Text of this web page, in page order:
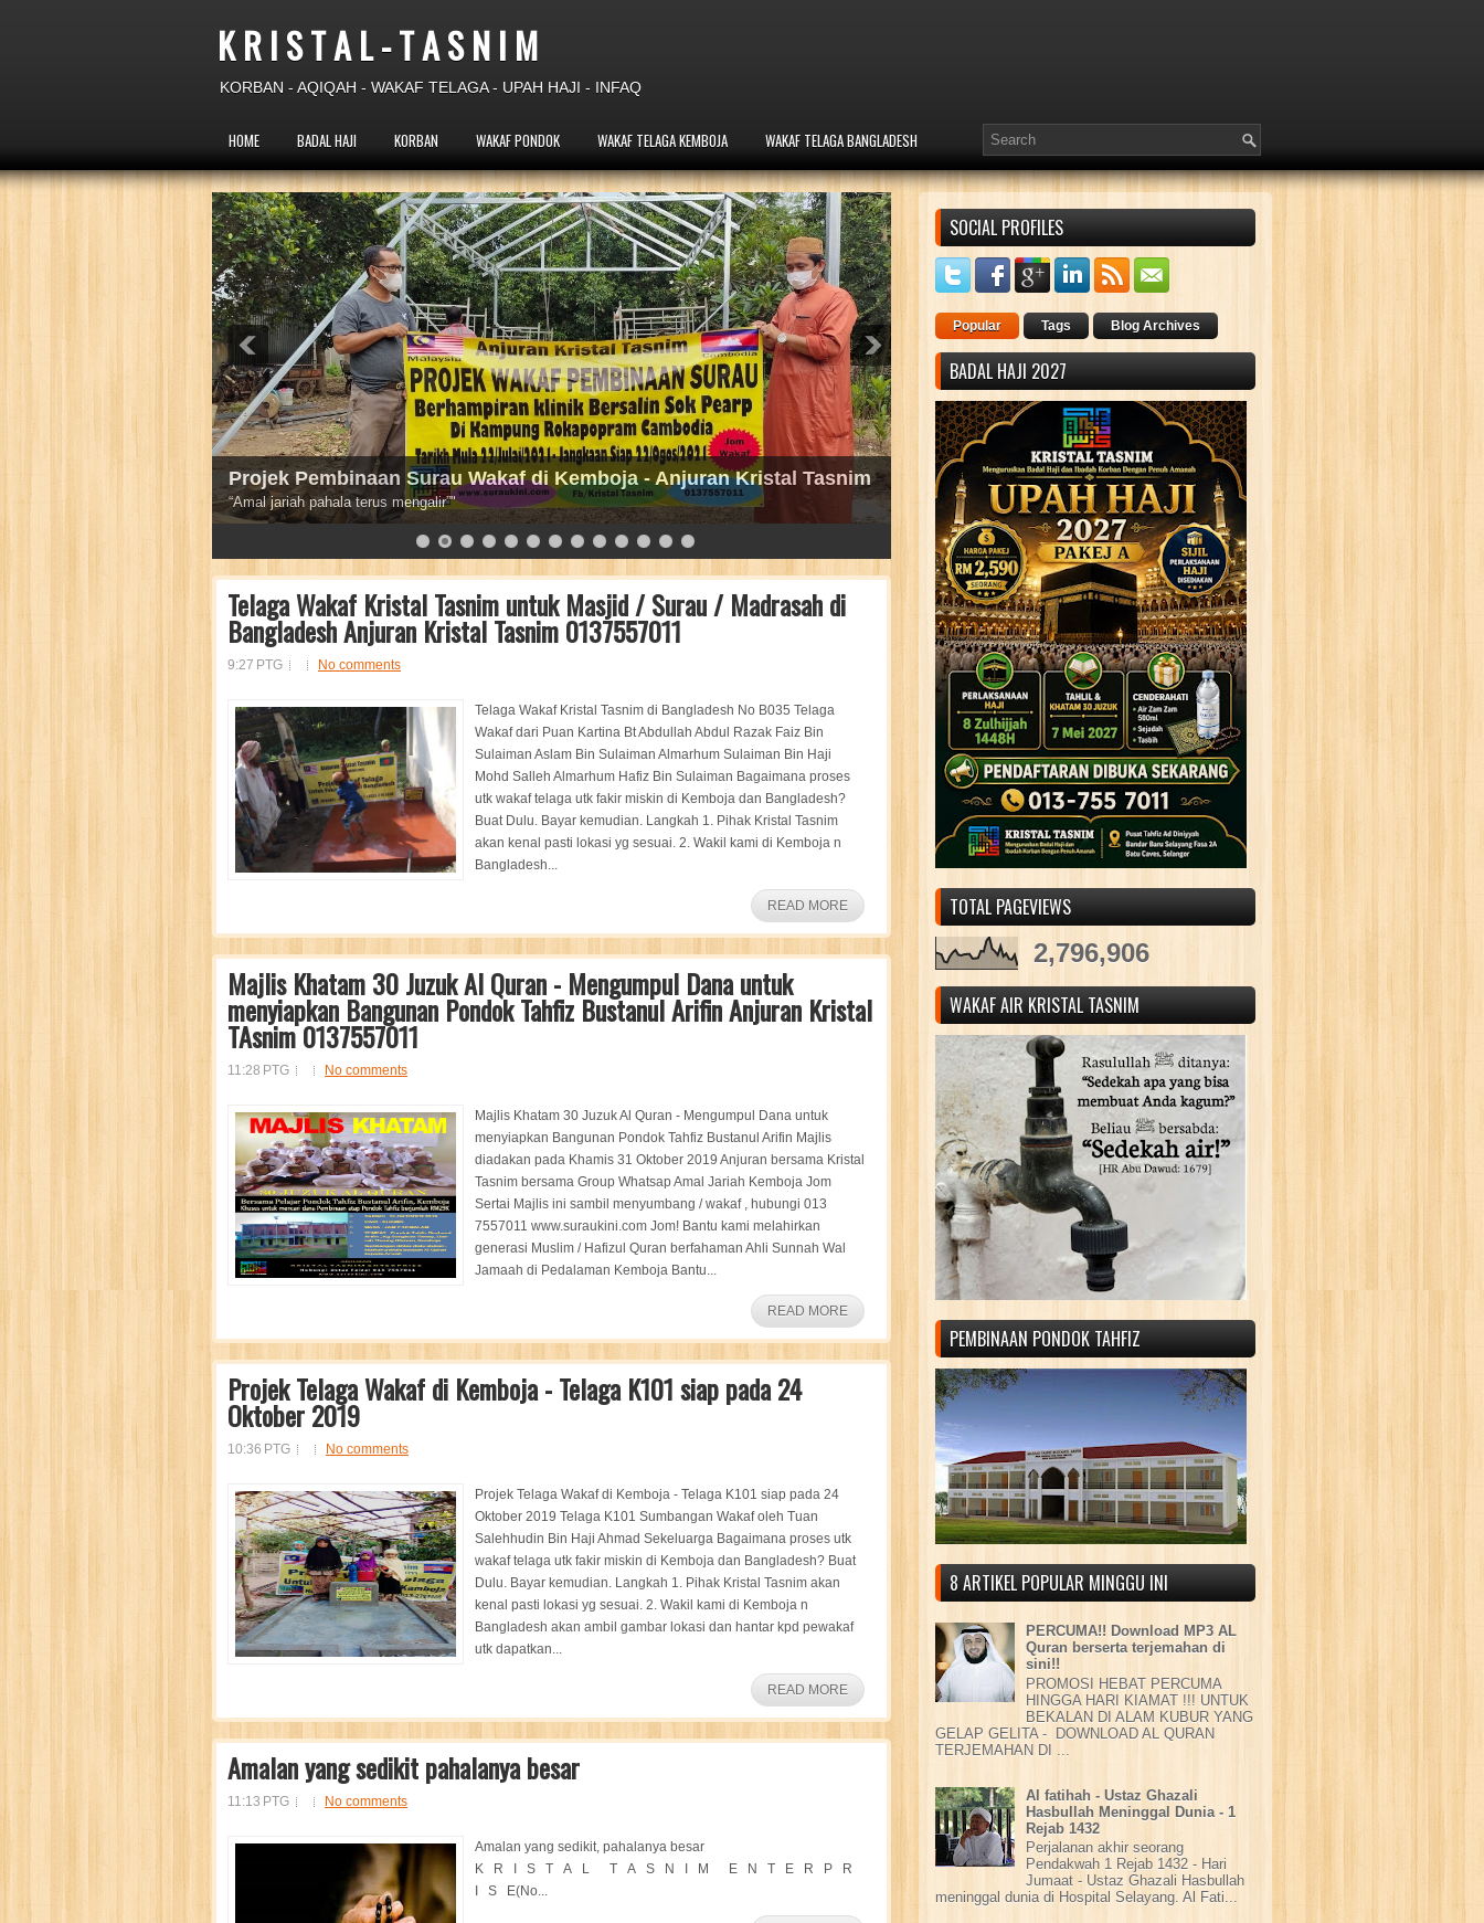
K R I S T A L - T A S N I M
KORBAN - AQIQAH - WAKAF TELAGA - UPAH HAJI - INFAQ
HOME BADAL HAJI KORBAN WAKAF PONDOK WAKAF TELAGA KEMBOJA WAKAF TELAGA BANGLADESH
Projek Wakaf Telaga Pam Tangan di Kemboja
Sebaik baik sedekah adalah sedekah air
7 11
Telaga Wakaf Kristal Tasnim untuk Masjid / Surau / Madrasah di
Bangladesh Anjuran Kristal Tasnim 0137557011
9:27 PTG No comments
Telaga Wakaf Kristal Tasnim di Bangladesh No B035 Telaga
Wakaf dari Puan Kartina Bt Abdullah Abdul Razak Faiz Bin
Sulaiman Aslam Bin Sulaiman Almarhum Sulaiman Bin Haji
Mohd Salleh Almarhum Hafiz Bin Sulaiman Bagaimana proses
utk wakaf telaga utk fakir miskin di Kemboja dan Bangladesh?
Buat Dulu. Bayar kemudian. Langkah 1. Pihak Kristal Tasnim
akan kenal pasti lokasi yg sesuai. 2. Wakil kami di Kemboja n
Bangladesh...
READ MORE
Majlis Khatam 30 Juzuk Al Quran - Mengumpul Dana untuk
menyiapkan Bangunan Pondok Tahfiz Bustanul Arifin Anjuran Kristal
TAsnim 0137557011
11:28 PTG No comments
Majlis Khatam 30 Juzuk Al Quran - Mengumpul Dana untuk
menyiapkan Bangunan Pondok Tahfiz Bustanul Arifin Majlis
diadakan pada Khamis 31 Oktober 2019 Anjuran bersama Kristal
Tasnim bersama Group Whatsap Amal Jariah Kemboja Jom
Sertai Majlis ini sambil menyumbang / wakaf , hubungi 013
7557011 www.suraukini.com Jom! Bantu kami melahirkan
generasi Muslim / Hafizul Quran berfahaman Ahli Sunnah Wal
Jamaah di Pedalaman Kemboja Bantu...
READ MORE
Projek Telaga Wakaf di Kemboja - Telaga K101 siap pada 24
Oktober 2019
10:36 PTG No comments
Projek Telaga Wakaf di Kemboja - Telaga K101 siap pada 24
Oktober 2019 Telaga K101 Sumbangan Wakaf oleh Tuan
Salehhudin Bin Haji Ahmad Sekeluarga Bagaimana proses utk
wakaf telaga utk fakir miskin di Kemboja dan Bangladesh? Buat
Dulu. Bayar kemudian. Langkah 1. Pihak Kristal Tasnim akan
kenal pasti lokasi yg sesuai. 2. Wakil kami di Kemboja n
Bangladesh akan ambil gambar lokasi dan hantar kpd pewakaf
utk dapatkan...
READ MORE
Amalan yang sedikit pahalanya besar
11:13 PTG No comments
Amalan yang sedikit, pahalanya besar
K R I S T A L T A S N I M E N T E R P R
I S E(No...
SOCIAL PROFILES
Popular Tags Blog Archives
BADAL HAJI 2027
TOTAL PAGEVIEWS
2,796,906
WAKAF AIR KRISTAL TASNIM
PEMBINAAN PONDOK TAHFIZ
8 ARTIKEL POPULAR MINGGU INI
PERCUMA!! Download MP3 AL
Quran berserta terjemahan di
sini!!
PROMOSI HEBAT PERCUMA
HINGGA HARI KIAMAT !!! UNTUK
BEKALAN DI ALAM KUBUR YANG
GELAP GELITA - DOWNLOAD AL QURAN
TERJEMAHAN DI ...
Al fatihah - Ustaz Ghazali
Hasbullah Meninggal Dunia - 1
Rejab 1432
Perjalanan akhir seorang
Pendakwah 1 Rejab 1432 - Hari
Jumaat - Ustaz Ghazali Hasbullah
meninggal dunia di Hospital Selayang. Al Fati...